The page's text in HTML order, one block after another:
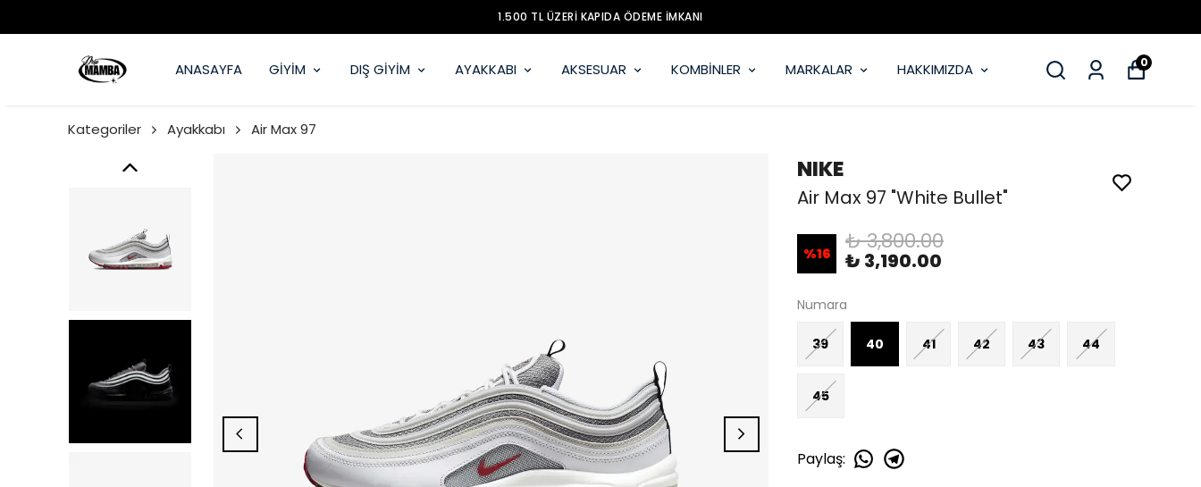
1.500 TL ÜZERİ KAPIDA ÖDEME İMKANI
ANASAYFA GİYİM DIŞ GİYİM AYAKKABI AKSESUAR KOMBİNLER MARKALAR HAKKIMIZDA 0
Kategoriler Ayakkabı Air Max 97
NIKE
Air Max 97 "White Bullet"
%16 ₺ 3,800.00
₺ 3,190.00
Numara
39 40 41 42 43 44
45
Paylaş: